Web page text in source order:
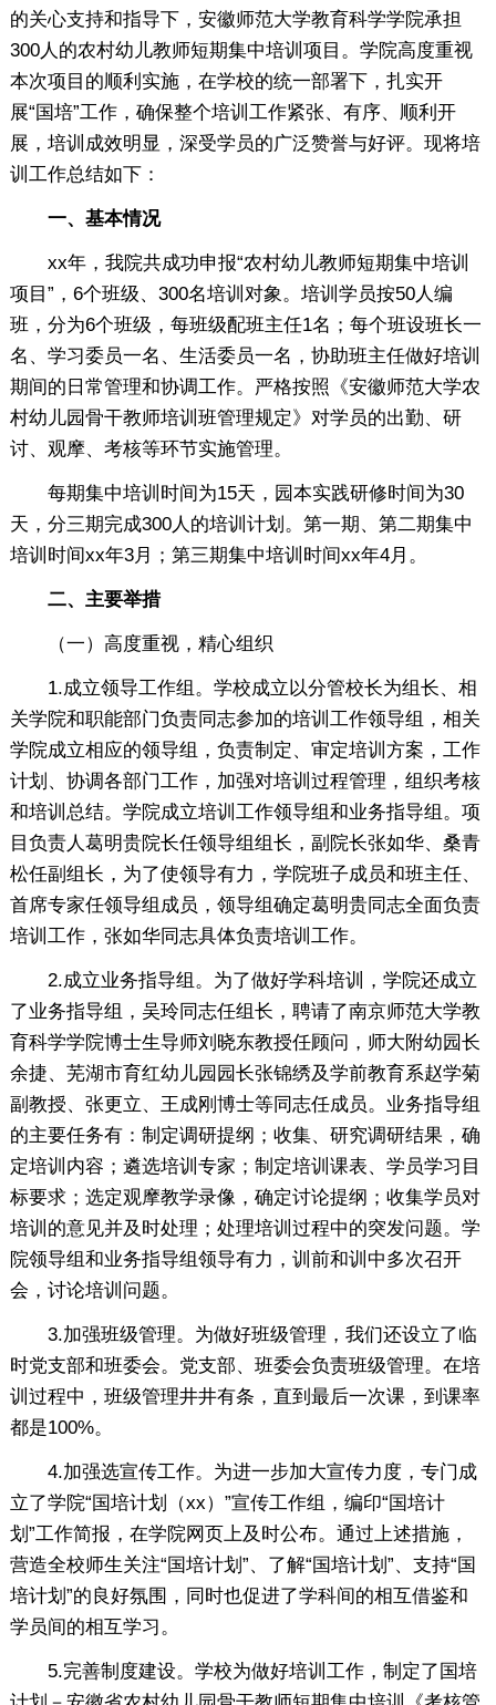
的关心支持和指导下，安徽师范大学教育科学学院承担
300人的农村幼儿教师短期集中培训项目。学院高度重视
本次项目的顺利实施，在学校的统一部署下，扎实开
展“国培”工作，确保整个培训工作紧张、有序、顺利开
展，培训成效明显，深受学员的广泛赞誉与好评。现将培
训工作总结如下：
一、基本情况
xx年，我院共成功申报“农村幼儿教师短期集中培训
项目”，6个班级、300名培训对象。培训学员按50人编
班，分为6个班级，每班级配班主任1名；每个班设班长一
名、学习委员一名、生活委员一名，协助班主任做好培训
期间的日常管理和协调工作。严格按照《安徽师范大学农
村幼儿园骨干教师培训班管理规定》对学员的出勤、研
讨、观摩、考核等环节实施管理。
每期集中培训时间为15天，园本实践研修时间为30
天，分三期完成300人的培训计划。第一期、第二期集中
培训时间xx年3月；第三期集中培训时间xx年4月。
二、主要举措
（一）高度重视，精心组织
1.成立领导工作组。学校成立以分管校长为组长、相
关学院和职能部门负责同志参加的培训工作领导组，相关
学院成立相应的领导组，负责制定、审定培训方案，工作
计划、协调各部门工作，加强对培训过程管理，组织考核
和培训总结。学院成立培训工作领导组和业务指导组。项
目负责人葛明贵院长任领导组组长，副院长张如华、桑青
松任副组长，为了使领导有力，学院班子成员和班主任、
首席专家任领导组成员，领导组确定葛明贵同志全面负责
培训工作，张如华同志具体负责培训工作。
2.成立业务指导组。为了做好学科培训，学院还成立
了业务指导组，吴玲同志任组长，聘请了南京师范大学教
育科学学院博士生导师刘晓东教授任顾问，师大附幼园长
余捷、芜湖市育红幼儿园园长张锦绣及学前教育系赵学菊
副教授、张更立、王成刚博士等同志任成员。业务指导组
的主要任务有：制定调研提纲；收集、研究调研结果，确
定培训内容；遴选培训专家；制定培训课表、学员学习目
标要求；选定观摩教学录像，确定讨论提纲；收集学员对
培训的意见并及时处理；处理培训过程中的突发问题。学
院领导组和业务指导组领导有力，训前和训中多次召开
会，讨论培训问题。
3.加强班级管理。为做好班级管理，我们还设立了临
时党支部和班委会。党支部、班委会负责班级管理。在培
训过程中，班级管理井井有条，直到最后一次课，到课率
都是100%。
4.加强选宣传工作。为进一步加大宣传力度，专门成
立了学院“国培计划（xx）”宣传工作组，编印“国培计
划”工作简报，在学院网页上及时公布。通过上述措施，
营造全校师生关注“国培计划”、了解“国培计划”、支持“国
培计划”的良好氛围，同时也促进了学科间的相互借鉴和
学员间的相互学习。
5.完善制度建设。学校为做好培训工作，制定了国培